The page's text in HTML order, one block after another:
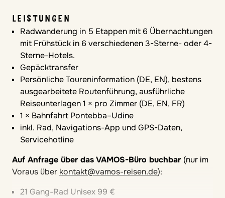
LEISTUNGEN
Radwanderung in 5 Etappen mit 6 Übernachtungen
mit Frühstück in 6 verschiedenen 3-Sterne- oder 4-
Sterne-Hotels.
Gepäcktransfer
Persönliche Toureninformation (DE, EN), bestens
ausgearbeitete Routenführung, ausführliche
Reiseunterlagen 1 × pro Zimmer (DE, EN, FR)
1 × Bahnfahrt Pontebba–Udine
inkl. Rad, Navigations-App und GPS-Daten,
Servicehotline
Auf Anfrage über das VAMOS-Büro buchbar (nur im
Voraus über kontakt@vamos-reisen.de):
21 Gang-Rad Unisex 99 €